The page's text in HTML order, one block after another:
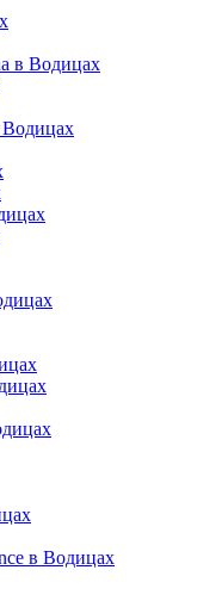
в Водицах
Водицах
в Водицах